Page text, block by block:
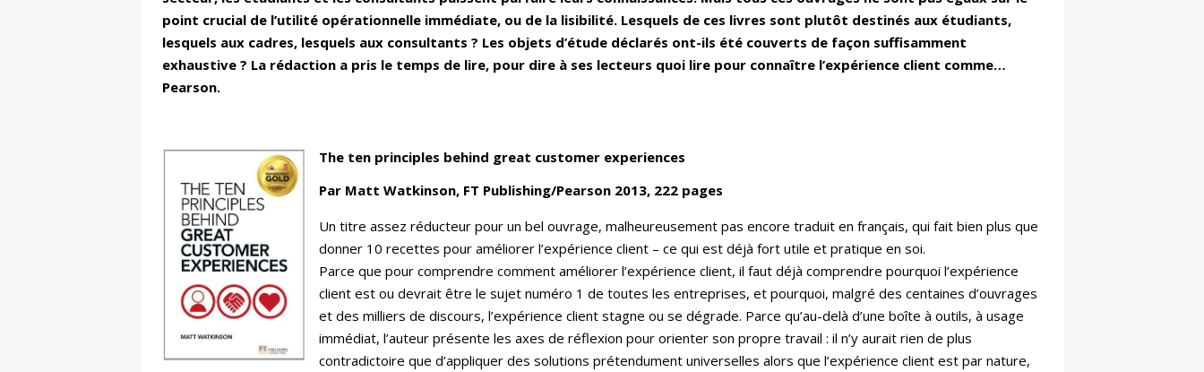
point crucial de l’utilité opérationnelle immédiate, ou de la lisibilité. Lesquels de ces livres sont plutôt destinés aux étudiants,
lesquels aux cadres, lesquels aux consultants ? Les objets d’étude déclarés ont-ils été couverts de façon suffisamment
exhaustive ? La rédaction a pris le temps de lire, pour dire à ses lecteurs quoi lire pour connaître l’expérience client comme…
Pearson.
The ten principles behind great customer experiences
Par Matt Watkinson, FT Publishing/Pearson 2013, 222 pages
Un titre assez réducteur pour un bel ouvrage, malheureusement pas encore traduit en français, qui fait bien plus que
donner 10 recettes pour améliorer l’expérience client – ce qui est déjà fort utile et pratique en soi.
Parce que pour comprendre comment améliorer l’expérience client, il faut déjà comprendre pourquoi l’expérience
client est ou devrait être le sujet numéro 1 de toutes les entreprises, et pourquoi, malgré des centaines d’ouvrages
et des milliers de discours, l’expérience client stagne ou se dégrade. Parce qu’au-delà d’une boîte à outils, à usage
immédiat, l’auteur présente les axes de réflexion pour orienter son propre travail : il n’y aurait rien de plus
contradictoire que d’appliquer des solutions prétendument universelles alors que l’expérience client est par nature,